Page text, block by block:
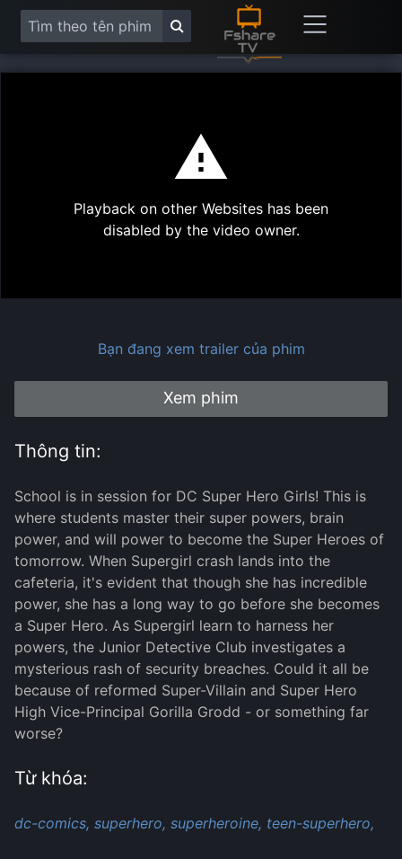
Play
Playback on other Websites has been
disabled by the video owner.
Bạn đang xem trailer của phim
Xem phim
Thông tin:
School is in session for DC Super Hero Girls! This is
where students master their super powers, brain
power, and will power to become the Super Heroes of
tomorrow. When Supergirl crash lands into the
cafeteria, it's evident that though she has incredible
power, she has a long way to go before she becomes
a Super Hero. As Supergirl learn to harness her
powers, the Junior Detective Club investigates a
mysterious rash of security breaches. Could it all be
because of reformed Super-Villain and Super Hero
High Vice-Principal Gorilla Grodd - or something far
worse?
Từ khóa:
dc-comics, superhero, superheroine, teen-superhero,